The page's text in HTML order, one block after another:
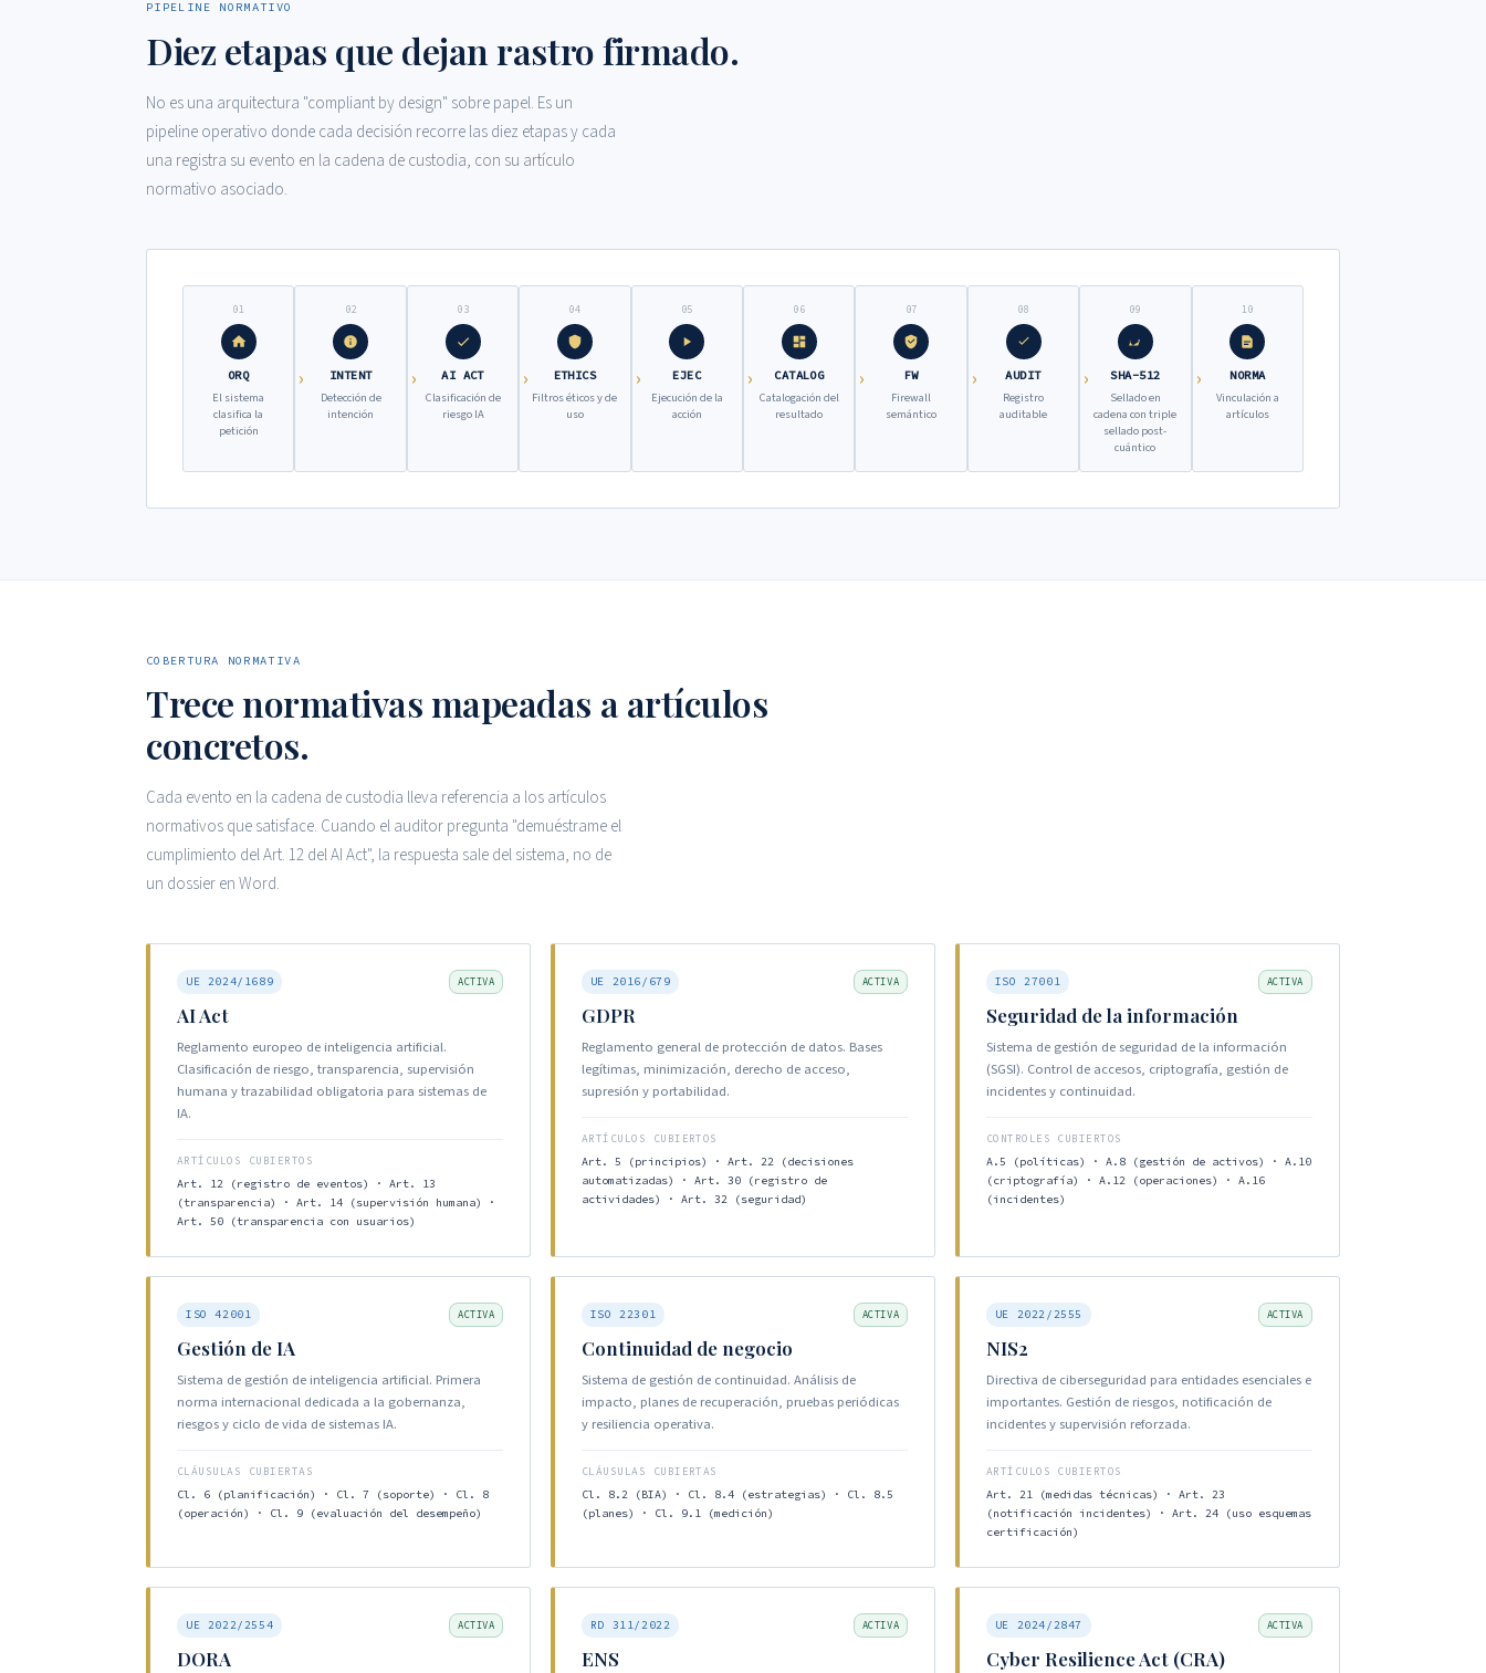
PIPELINE NORMATIVO
Diez etapas que dejan rastro firmado.
No es una arquitectura "compliant by design" sobre papel. Es un
pipeline operativo donde cada decisión recorre las diez etapas y cada
una registra su evento en la cadena de custodia, con su artículo
normativo asociado.
01
ORQ
El sistema
clasifica la
petición
02
INTENT
Detección de
intención
03
AI ACT
Clasificación de
riesgo IA
04
ETHICS
Filtros éticos y de
uso
05
EJEC
Ejecución de la
acción
06
CATALOG
Catalogación del
resultado
07
FW
Firewall
semántico
08
AUDIT
Registro
auditable
09
SHA-512
Sellado en
cadena con triple
sellado post-
cuántico
10
NORMA
Vinculación a
artículos
COBERTURA NORMATIVA
Trece normativas mapeadas a artículos
concretos.
Cada evento en la cadena de custodia lleva referencia a los artículos
normativos que satisface. Cuando el auditor pregunta "demuéstrame el
cumplimiento del Art. 12 del AI Act", la respuesta sale del sistema, no de
un dossier en Word.
UE 2024/1689 ACTIVA
AI Act
Reglamento europeo de inteligencia artificial.
Clasificación de riesgo, transparencia, supervisión
humana y trazabilidad obligatoria para sistemas de
IA.
ARTÍCULOS CUBIERTOS
Art. 12 (registro de eventos) · Art. 13
(transparencia) · Art. 14 (supervisión humana) ·
Art. 50 (transparencia con usuarios)
UE 2016/679 ACTIVA
GDPR
Reglamento general de protección de datos. Bases
legítimas, minimización, derecho de acceso,
supresión y portabilidad.
ARTÍCULOS CUBIERTOS
Art. 5 (principios) · Art. 22 (decisiones
automatizadas) · Art. 30 (registro de
actividades) · Art. 32 (seguridad)
ISO 27001 ACTIVA
Seguridad de la información
Sistema de gestión de seguridad de la información
(SGSI). Control de accesos, criptografía, gestión de
incidentes y continuidad.
CONTROLES CUBIERTOS
A.5 (políticas) · A.8 (gestión de activos) · A.10
(criptografía) · A.12 (operaciones) · A.16
(incidentes)
ISO 42001 ACTIVA
Gestión de IA
Sistema de gestión de inteligencia artificial. Primera
norma internacional dedicada a la gobernanza,
riesgos y ciclo de vida de sistemas IA.
CLÁUSULAS CUBIERTAS
Cl. 6 (planificación) · Cl. 7 (soporte) · Cl. 8
(operación) · Cl. 9 (evaluación del desempeño)
ISO 22301 ACTIVA
Continuidad de negocio
Sistema de gestión de continuidad. Análisis de
impacto, planes de recuperación, pruebas periódicas
y resiliencia operativa.
CLÁUSULAS CUBIERTAS
Cl. 8.2 (BIA) · Cl. 8.4 (estrategias) · Cl. 8.5
(planes) · Cl. 9.1 (medición)
UE 2022/2555 ACTIVA
NIS2
Directiva de ciberseguridad para entidades esenciales e
importantes. Gestión de riesgos, notificación de
incidentes y supervisión reforzada.
ARTÍCULOS CUBIERTOS
Art. 21 (medidas técnicas) · Art. 23
(notificación incidentes) · Art. 24 (uso esquemas
certificación)
UE 2022/2554 ACTIVA
DORA
RD 311/2022 ACTIVA
ENS
UE 2024/2847 ACTIVA
Cyber Resilience Act (CRA)